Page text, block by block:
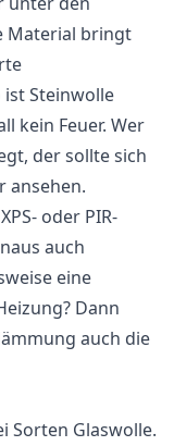
Material bringt
Steinwolle
kein Feuer. Wer
der sollte sich
ansehen.
oder PIR-
auch
eine
Dann
auch die
Sorten Glaswolle.